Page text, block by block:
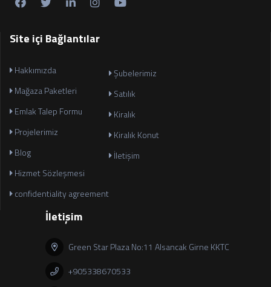
Site içi Bağlantılar
Hakkımızda
Mağaza Paketleri
Emlak Talep Formu
Projelerimiz
Blog
Hizmet Sözleşmesi
confidentiality agreement
Şubelerimiz
Satılık
Kiralık
Kiralık Konut
İletişim
İletişim
Green Star Plaza No:11 Alsancak Girne KKTC
+905338670533